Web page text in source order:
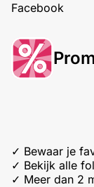
Facebook
✓ Bewaar je
✓ Bekijk alle
✓ Meer dan 2